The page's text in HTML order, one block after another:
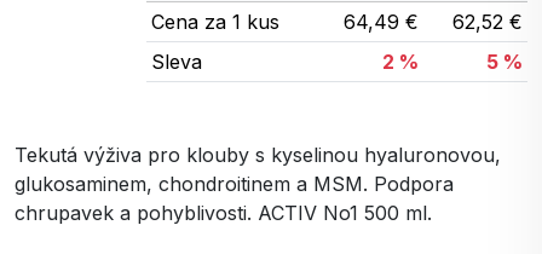
Cena za 1 kus
64,49 €
62,52 €
Sleva
2 % 5 %
Tekutá výživa pro klouby s kyselinou hyaluronovou,
glukosaminem, chondroitinem a MSM. Podpora
chrupavek a pohyblivosti. ACTIV No1 500 ml.